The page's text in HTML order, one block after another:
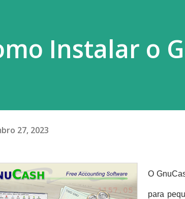
Instalar o
27, 2023
O
para